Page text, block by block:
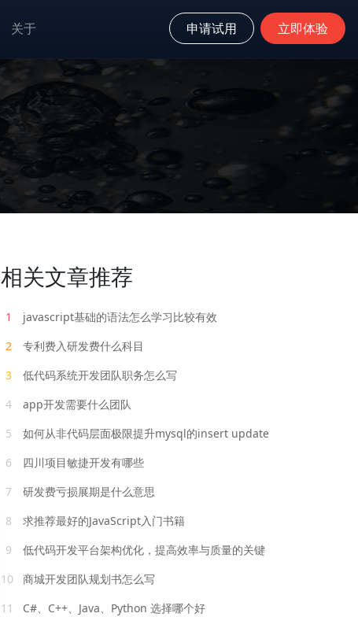
关于 申请试用 立即体验
相关文章推荐
1
javascript基础的语法怎么学习比较有效
2
专利费入研发费什么科目
3
低代码系统开发团队职务怎么写
4
app开发需要什么团队
5
如何从非代码层面极限提升mysql的insert update
6
四川项目敏捷开发有哪些
7
研发费亏损展期是什么意思
8
求推荐最好的JavaScript入门书籍
9
低代码开发平台架构优化，提高效率与质量的关键
10
商城开发团队规划书怎么写
11
C#、C++、Java、Python 选择哪个好